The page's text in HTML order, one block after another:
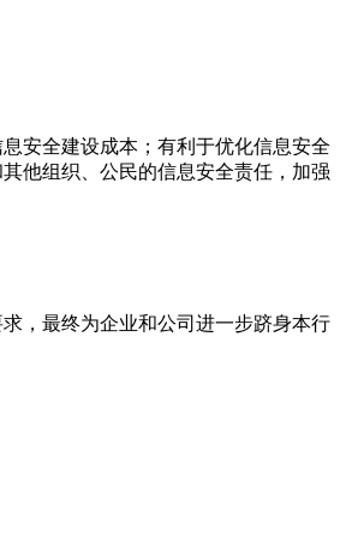
安全建设成本；有利于优化信息安全
他组织、公民的信息安全责任，加强
，最终为企业和公司进一步跻身本行